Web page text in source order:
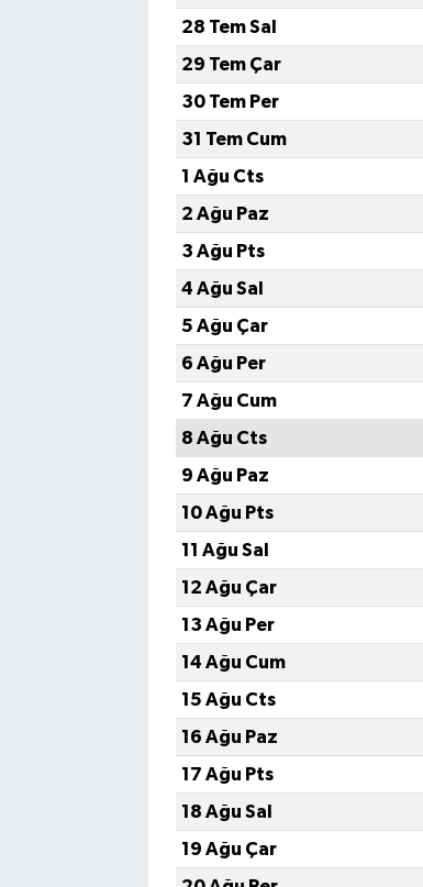
28 Tem Sal
29 Tem Çar
30 Tem Per
31 Tem Cum
1 Ağu Cts
2 Ağu Paz
3 Ağu Pts
4 Ağu Sal
5 Ağu Çar
6 Ağu Per
7 Ağu Cum
8 Ağu Cts
9 Ağu Paz
10 Ağu Pts
11 Ağu Sal
12 Ağu Çar
13 Ağu Per
14 Ağu Cum
15 Ağu Cts
16 Ağu Paz
17 Ağu Pts
18 Ağu Sal
19 Ağu Çar